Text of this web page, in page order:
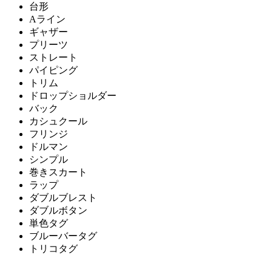
台形
Aライン
ギャザー
プリーツ
ストレート
パイピング
トリム
ドロップショルダー
バック
カシュクール
フリンジ
ドルマン
シンプル
巻きスカート
ラップ
ダブルブレスト
ダブルボタン
単色タグ
ブルーバータグ
トリコタグ